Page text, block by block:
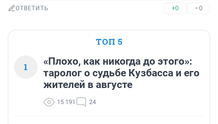
ОТВЕТИТЬ +0 –0
ТОП 5
1
«Плохо, как никогда до этого»:
таролог о судьбе Кузбасса и его
жителей в августе
15 191 24